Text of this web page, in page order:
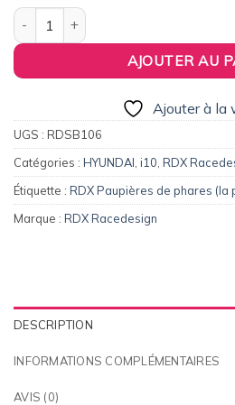
quantité de paupières de phares (la
AJOUTER AU
Ajouter à la
UGS : RDSB106
Catégories : HYUNDAI i10 RDX
Étiquette : RDX Paupières de phares (la
Marque : RDX Racedesign
DESCRIPTION
INFORMATIONS COMPLÉMENTAIRES
AVIS (0)